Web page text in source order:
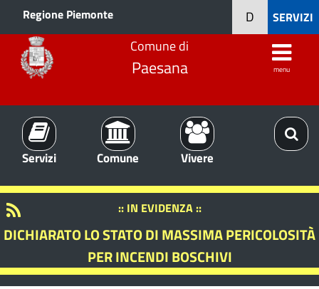
Regione Piemonte SERVIZI
D
Comune di
Paesana menu
Servizi Comune Vivere
:: IN EVIDENZA ::
DICHIARATO LO STATO DI MASSIMA PERICOLOSITÀ
PER INCENDI BOSCHIVI